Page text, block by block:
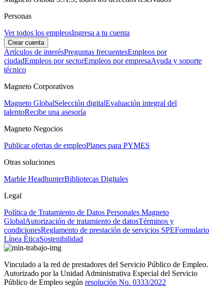
Personas
Ver todos los empleosIngresa a tu cuenta
Crear cuenta
Artículos de interésPreguntas frecuentesEmpleos por
ciudadEmpleos por sectorEmpleos por empresaAyuda y soporte
técnico
Magneto Corporativos
Magneto GlobalSelección digitalEvaluación integral del
talentoRecibe una asesoría
Magneto Negocios
Publicar ofertas de empleoPlanes para PYMES
Otras soluciones
Marble HeadhunterBibliotecas Digitales
Legal
Política de Tratamiento de Datos Personales Magneto
GlobalAutorización de tratamiento de datosTérminos y
condicionesReglamento de prestación de servicios SPEFormulario
Línea ÉticaSostenibilidad
Vinculado a la red de prestadores del Servicio Público de Empleo.
Autorizado por la Unidad Administrativa Especial del Servicio
Público de Empleo según resolución No. 0333/2022